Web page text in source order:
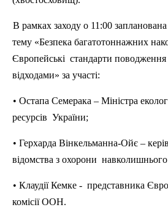
В рамках заходу о 11:00 запланована
тему «Безпека багатотоннажних
Європейські стандарти поводження
відходами» за участі:
• Остапа Семерака – Міністра
ресурсів України;
• Герхарда Вінкельманна-Ойє –
відомства з охорони навколишнього
• Клаудії Кемке - представника
комісіїООН.